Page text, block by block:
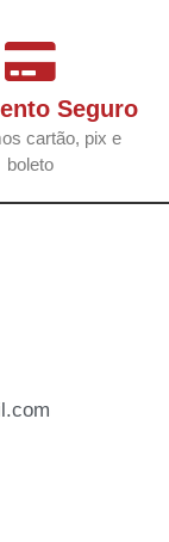
Seguro
cartão, pix e
boleto